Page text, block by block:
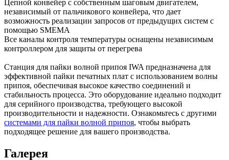
Цепной конвейер с собственным шаговым двигателем,
независимый от пальчикового конвейера, что дает
возможность реализации запросов от предыдущих систем с
помощью SMEMA
Все каналы контроля температуры оснащены независимым
контроллером для защиты от перегрева
Станция для пайки волной припоя IWA предназначена для
эффективной пайки печатных плат с использованием волны
припоя, обеспечивая высокое качество соединений и
стабильность процесса. Это оборудование идеально подходит
для серийного производства, требующего высокой
производительности и надежности. Ознакомьтесь с другими
системами для пайки волной припоя, чтобы выбрать
подходящее решение для вашего производства.
Галерея